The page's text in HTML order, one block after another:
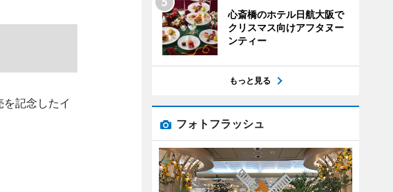
記念したイ
心斎橋のホテル日航大阪で
クリスマス向けアフタヌー
ンティー
もっと見る
フォトフラッシュ